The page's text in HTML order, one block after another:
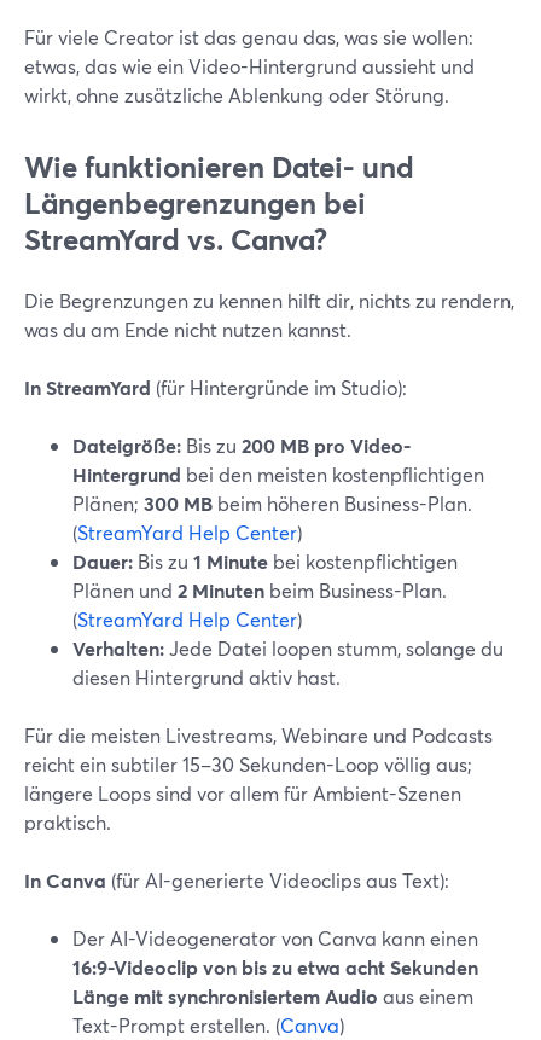
Für viele Creator ist das genau das, was sie wollen:
etwas, das wie ein Video-Hintergrund aussieht und
wirkt, ohne zusätzliche Ablenkung oder Störung.
Wie funktionieren Datei- und
Längenbegrenzungen bei
StreamYard vs. Canva?
Die Begrenzungen zu kennen hilft dir, nichts zu rendern,
was du am Ende nicht nutzen kannst.
In StreamYard (für Hintergründe im Studio):
Dateigröße: Bis zu 200 MB pro Video-
Hintergrund bei den meisten kostenpflichtigen
Plänen; 300 MB beim höheren Business-Plan.
(StreamYard Help Center)
Dauer: Bis zu 1 Minute bei kostenpflichtigen
Plänen und 2 Minuten beim Business-Plan.
(StreamYard Help Center)
Verhalten:Jede Datei loopen stumm, solange du
diesen Hintergrund aktiv hast.
Für die meisten Livestreams, Webinare und Podcasts
reicht ein subtiler 15–30 Sekunden-Loop völlig aus;
längere Loops sind vor allem für Ambient-Szenen
praktisch.
In Canva (für AI-generierte Videoclips aus Text):
Der AI-Videogenerator von Canva kann einen
16:9-Videoclip von bis zu etwa acht Sekunden
Länge mit synchronisiertem Audio aus einem
Text-Prompt erstellen. (Canva)